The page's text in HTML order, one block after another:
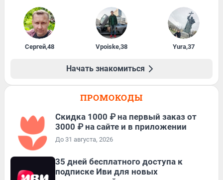
Сергей,48 Vpoiske,38 Yura,37
Начать знакомиться
ПРОМОКОДЫ
Скидка 1000 ₽ на первый заказ от
3000 ₽ на сайте и в приложении
До 31 августа, 2026
35 дней бесплатного доступа к
подписке Иви для новых